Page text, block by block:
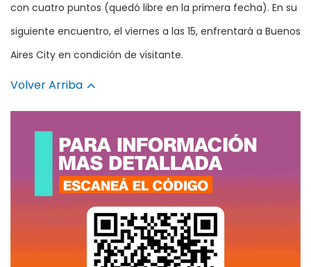
con cuatro puntos (quedó libre en la primera fecha). En su
siguiente encuentro, el viernes a las 15, enfrentará a Buenos
Aires City en condición de visitante.
Volver Arriba